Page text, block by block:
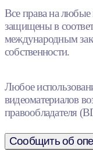
Все права на любые
защищены в
международным
собственности.
Любое
видеоматериалов
правообладателя
Сообщить об